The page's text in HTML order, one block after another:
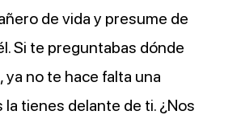
de vida y presume de
Si te preguntabas dónde
ya no te hace falta una
tienes delante de ti. ¿Nos